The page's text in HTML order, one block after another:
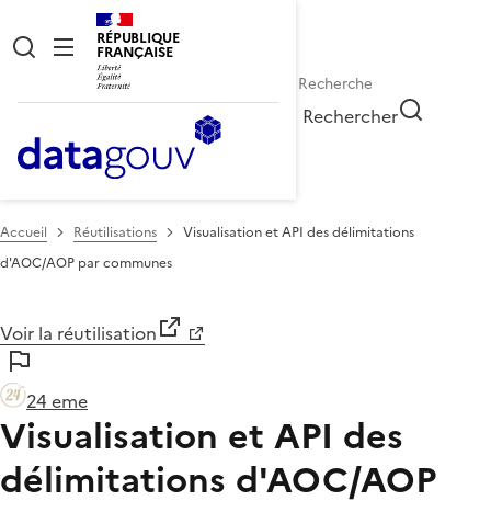
RÉPUBLIQUE
FRANÇAISE
Rechercher
Accueil Réutilisations
Visualisation et API des délimitations
d'AOC/AOP par communes
Voir la réutilisation
24 eme
Visualisation et API des
délimitations d'AOC/AOP